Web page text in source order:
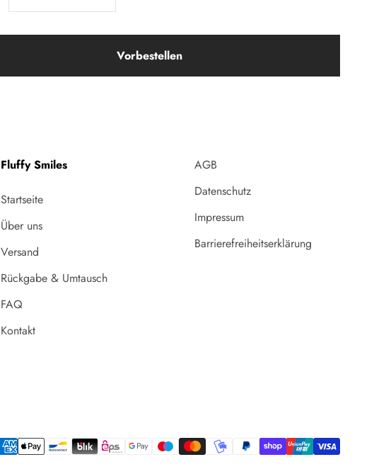
Vorbestellen
Fluffy Smiles
Startseite
Über uns
Versand
Rückgabe & Umtausch
FAQ
Kontakt
AGB
Datenschutz
Impressum
Barrierefreiheitserklärung